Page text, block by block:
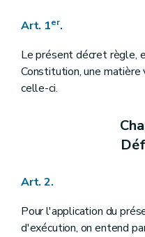
Art. 1er.
Le présent décret règle,
Constitution, une
celle-ci.
Art. 2.
Pour l'application du
d'exécution, on entend